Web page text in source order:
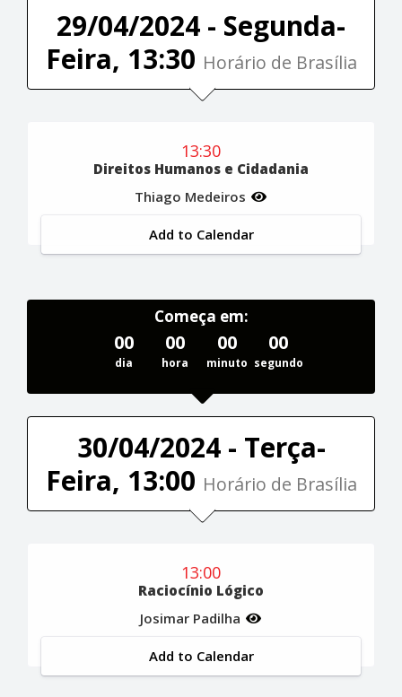
29/04/2024 - Segunda-
Feira, 13:30 Horário de Brasília
13:30
Direitos Humanos e Cidadania
Thiago Medeiros
Add to Calendar
Começa em:
00
dia
00
hora
00
minuto
00
segundo
30/04/2024 - Terça-
Feira, 13:00 Horário de Brasília
13:00
Raciocínio Lógico
Josimar Padilha
Add to Calendar